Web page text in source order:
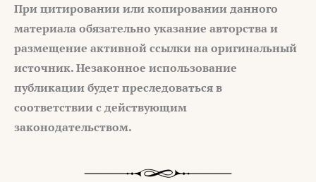
При цитировании или копировании данного
материала обязательно указание авторства и
размещение активной ссылки на оригинальный
источник. Незаконное использование
публикации будет преследоваться в
соответствии с действующим
законодательством.